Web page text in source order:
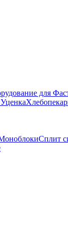
для
Сплит